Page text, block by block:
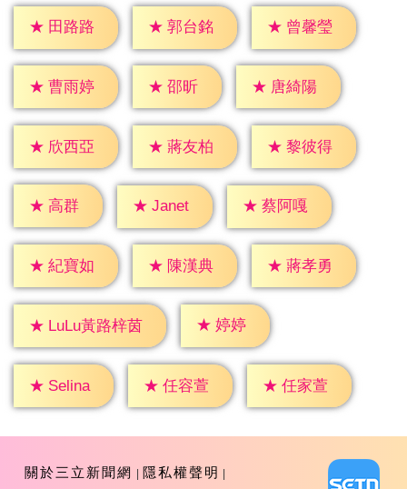
★ 田路路 ★ 郭台銘 ★ 曾馨瑩
★ 曹雨婷 ★ 邵昕 ★ 唐綺陽
★ 欣西亞 ★ 蔣友柏 ★ 黎彼得
★ 高群 ★ Janet ★ 蔡阿嘎
★ 紀寶如 ★ 陳漢典 ★ 蔣孝勇
★ LuLu黃路梓茵 ★ 婷婷
★ Selina ★ 任容萱 ★ 任家萱
關於三立新聞網 隱私權聲明